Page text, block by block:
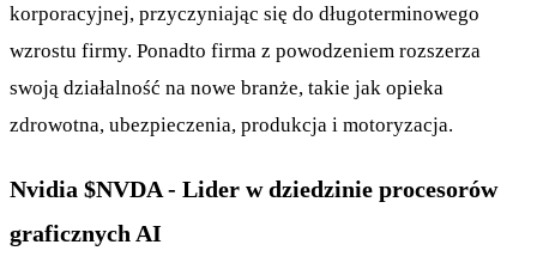
korporacyjnej, przyczyniając się do długoterminowego
wzrostu firmy. Ponadto firma z powodzeniem rozszerza
swoją działalność na nowe branże, takie jak opieka
zdrowotna, ubezpieczenia, produkcja i motoryzacja.
Nvidia $NVDA- Lider w dziedzinie procesorów
graficznych AI